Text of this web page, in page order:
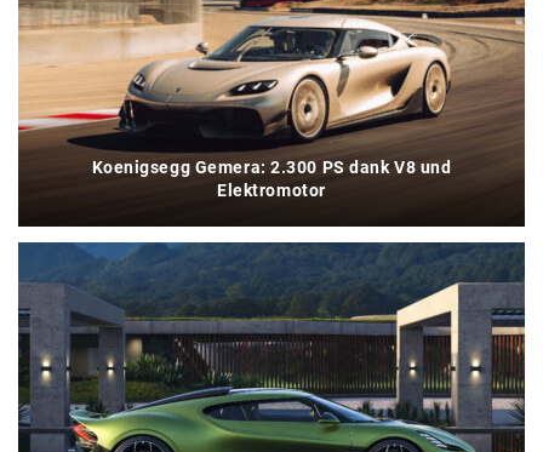
Koenigsegg Gemera: 2.300 PS dank V8 und
Elektromotor